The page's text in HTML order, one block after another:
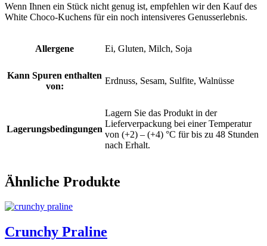
Wenn Ihnen ein Stück nicht genug ist, empfehlen wir den Kauf des
White Choco-Kuchens für ein noch intensiveres Genusserlebnis.
Allergene Ei, Gluten, Milch, Soja
Kann Spuren enthalten
von:
Erdnuss, Sesam, Sulfite, Walnüsse
Lagerungsbedingungen
Lagern Sie das Produkt in der
Lieferverpackung bei einer Temperatur
von (+2) – (+4) °C für bis zu 48 Stunden
nach Erhalt.
Ähnliche Produkte
Crunchy Praline